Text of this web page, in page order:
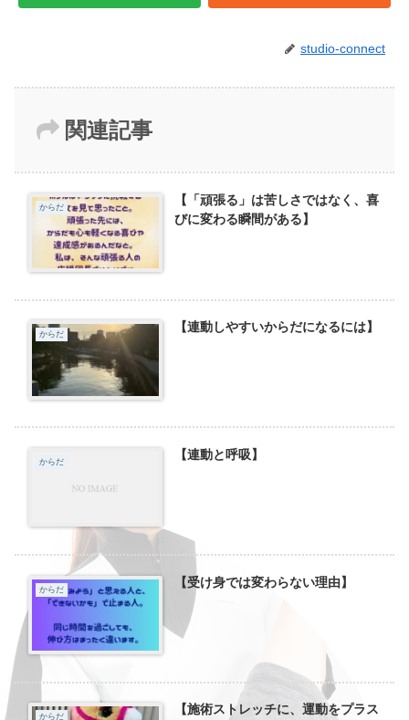
studio-connect
関連記事
からだ
【「頑張る」は苦しさではなく、喜
びに変わる瞬間がある】
からだ 【連動しやすいからだになるには】
からだ 【連動と呼吸】
からだ 【受け身では変わらない理由】
からだ
【施術ストレッチに、運動をプラス